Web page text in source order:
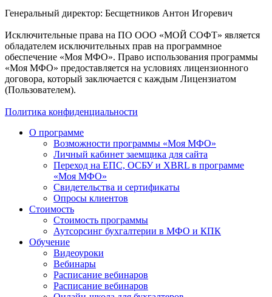
Генеральный директор: Бесщетников Антон Игоревич
Исключительные права на ПО ООО «МОЙ СОФТ» является
обладателем исключительных прав на программное
обеспечение «Моя МФО». Право использования программы
«Моя МФО» предоставляется на условиях лицензионного
договора, который заключается с каждым Лицензиатом
(Пользователем).
Политика конфиденциальности
О программе
Возможности программы «Моя МФО»
Личный кабинет заемщика для сайта
Переход на ЕПС, ОСБУ и XBRL в программе
«Моя МФО»
Свидетельства и сертификаты
Опросы клиентов
Стоимость
Стоимость программы
Аутсорсинг бухгалтерии в МФО и КПК
Обучение
Видеоуроки
Вебинары
Расписание вебинаров
Расписание вебинаров